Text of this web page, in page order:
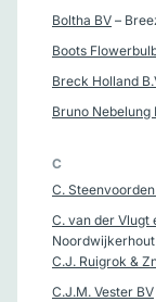
Boltha BV –
Boots
Breck Holland
Bruno Nebelung
C
C.
C. van der Vlugt
Noordwijkerhout
C.J. Ruigrok &
C.J.M. Vester BV